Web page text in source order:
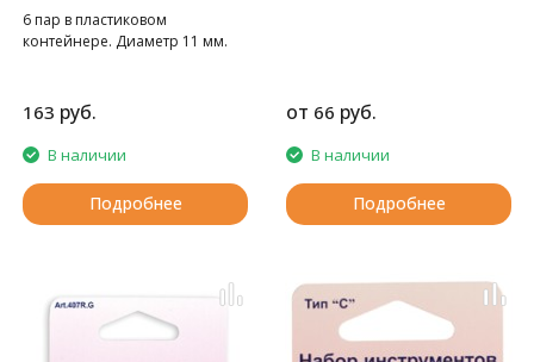
6 пар в пластиковом
контейнере. Диаметр 11 мм.
163 руб.
В наличии
Подробнее
от 66 руб.
В наличии
Подробнее